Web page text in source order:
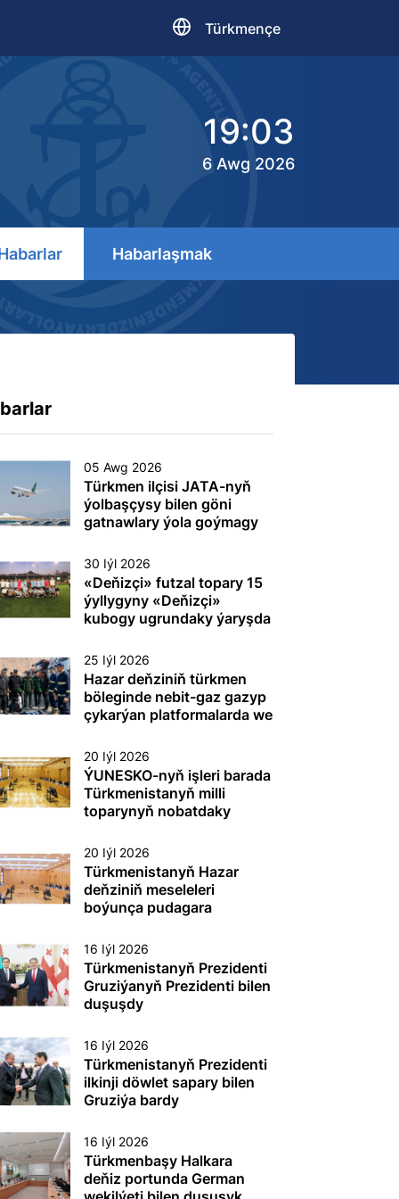
Türkmençe
19:03
6 Awg 2026
Habarlaşmak
05 Awg 2026
Türkmen ilçisi JATA-nyň
ýolbaşçysy bilen göni
gatnawlary ýola goýmagy
30 Iýl 2026
«Deňizçi» futzal topary 15
ýyllygyny «Deňizçi»
kubogy ugrundaky ýaryşda
dabaralandyrdy
25 Iýl 2026
Hazar deňziniň türkmen
böleginde nebit-gaz gazyp
çykarýan platformalarda we
desgalarda (gurluşlarda)
tehnogen heläkçilikleriň
öňüni almak we olary ýok
etmek boýunça
toplumlaýyn türgenleşik
20 Iýl 2026
ÝUNESKO-nyň işleri barada
Türkmenistanyň milli
toparynyň nobatdaky
20 Iýl 2026
Türkmenistanyň Hazar
deňziniň meseleleri
boýunça pudagara
mejlisi geçirildi
16 Iýl 2026
Türkmenistanyň Prezidenti
Gruziýanyň Prezidenti bilen
duşuşdy
16 Iýl 2026
Türkmenistanyň Prezidenti
ilkinji döwlet sapary bilen
Gruziýa bardy
16 Iýl 2026
Türkmenbaşy Halkara
deňiz portunda German